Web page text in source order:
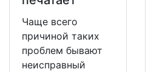
Чаще всего
причиной таких
проблем бывают
неисправный